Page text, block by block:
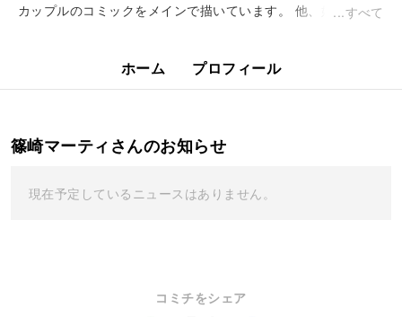
カップルのコミックをメインで描いています。 他、好き勝手
すべて
ホーム プロフィール
篠崎マーティさんのお知らせ
現在予定しているニュースはありません。
コミチをシェア